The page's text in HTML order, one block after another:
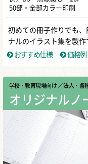
50部・全部カラー印刷
初めての冊子作りでも
ナルのイラスト集を製作
おすすめ仕様
価格例
学校・教育現場向け ／ 法人・各
オリジナルノ